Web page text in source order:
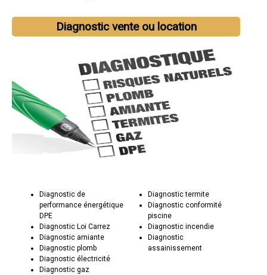
Diagnostic vente ou location
Diagnostic de
performance énergétique
DPE
Diagnostic Loi Carrez
Diagnostic amiante
Diagnostic plomb
Diagnostic électricité
Diagnostic gaz
Diagnostic termite
Diagnostic conformité
piscine
Diagnostic incendie
Diagnostic
assainissement